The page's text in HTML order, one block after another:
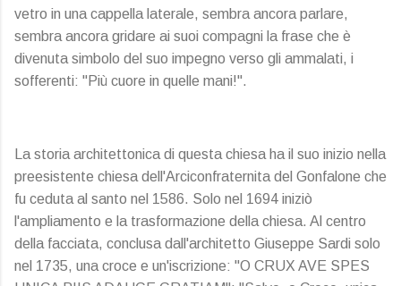
vetro in una cappella laterale, sembra ancora parlare,
sembra ancora gridare ai suoi compagni la frase che è
divenuta simbolo del suo impegno verso gli ammalati, i
sofferenti: "Più cuore in quelle mani!".
La storia architettonica di questa chiesa ha il suo inizio nella
preesistente chiesa dell'Arciconfraternita del Gonfalone che
fu ceduta al santo nel 1586. Solo nel 1694 iniziò
l'ampliamento e la trasformazione della chiesa. Al centro
della facciata, conclusa dall'architetto Giuseppe Sardi solo
nel 1735, una croce e un'iscrizione: "O CRUX AVE SPES